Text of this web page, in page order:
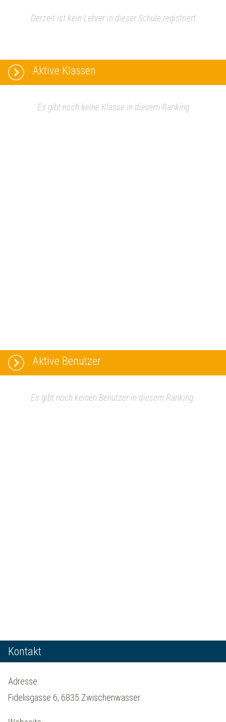
Derzeit ist kein Lehrer in dieser Schule registriert
Aktive Klassen
Es gibt noch keine Klasse in diesem Ranking
Aktive Benutzer
Es gibt noch keinen Benutzer in diesem Ranking.
Kontakt
Adresse:
Fidelisgasse 6, 6835 Zwischenwasser